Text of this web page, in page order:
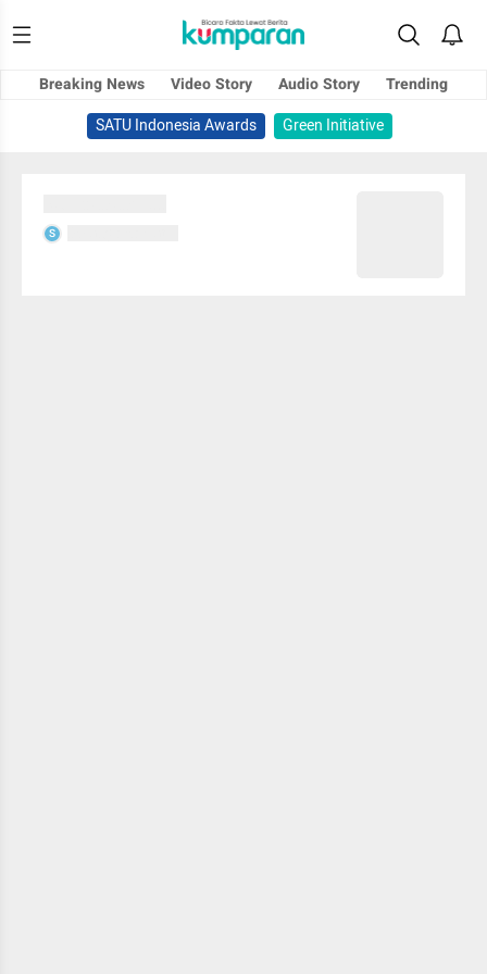
Breaking News Video Story Audio Story
Trending
SATU Indonesia Awards
Green Initiative
S